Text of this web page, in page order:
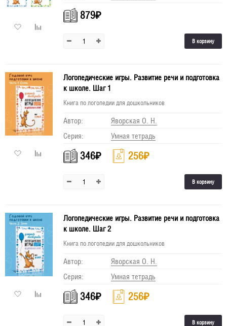
879₽
В корзину
Логопедические игры. Развитие речи и подготовка
к школе. Шаг 1
Книга по логопедии для дошкольников
Автор:
Яворская О. Н.
Серия:
Умная тетрадь
346₽ 256₽
В корзину
Логопедические игры. Развитие речи и подготовка
к школе. Шаг 2
Книга по логопедии для дошкольников
Автор:
Яворская О. Н.
Серия:
Умная тетрадь
346₽ 256₽
В корзину